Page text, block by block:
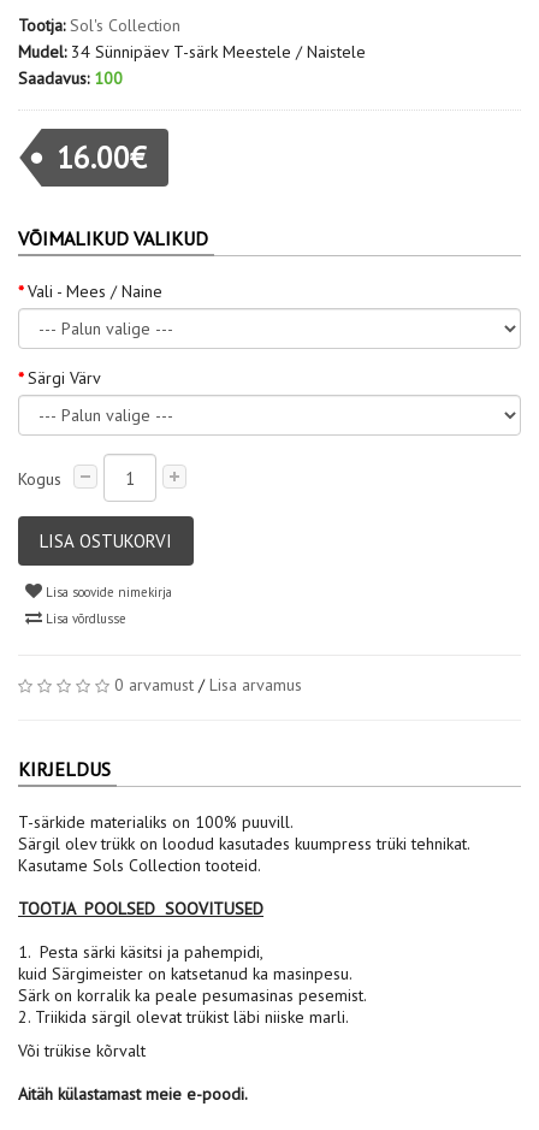
Tootja: Sol's Collection
Mudel: 34 Sünnipäev T-särk Meestele / Naistele
Saadavus: 100
16.00€
VÕIMALIKUD VALIKUD
Vali - Mees / Naine
Särgi Värv
Kogus
LISA OSTUKORVI
Lisa soovide nimekirja
Lisa võrdlusse
0 arvamust /Lisa arvamus
KIRJELDUS
T-särkide materialiks on 100% puuvill.
Särgil olev trükk on loodud kasutades kuumpress trüki tehnikat.
Kasutame Sols Collection tooteid.
TOOTJA POOLSED SOOVITUSED
1. Pesta särki käsitsi ja pahempidi,
kuid Särgimeister on katsetanud ka masinpesu.
Särk on korralik ka peale pesumasinas pesemist.
2. Triikida särgil olevat trükist läbi niiske marli.
Või trükise kõrvalt
Aitäh külastamast meie e-poodi.